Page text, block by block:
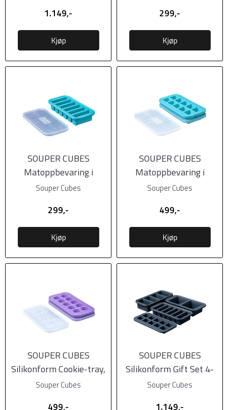
1.149,-
Kjøp
299,-
Kjøp
SOUPER CUBES
Matoppbevaring i
Silikon m/lokk Half-cup,
Souper Cubes
299,-
Kjøp
SOUPER CUBES
Matoppbevaring i
Silikon m/lokk, 2pk, Blå
Souper Cubes
499,-
Kjøp
SOUPER CUBES
Silikonform Cookie-tray,
2-pk, Purple, 10X30ml
Souper Cubes
499,-
SOUPER CUBES
Silikonform Gift Set 4-
pk (500, 250, 125, ...
Souper Cubes
1.149,-